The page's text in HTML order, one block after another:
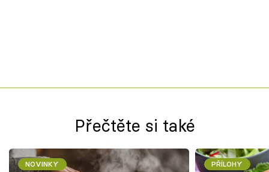
Přečtěte si také
NOVINKY PŘÍLOHY